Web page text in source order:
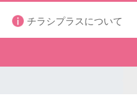
チラシプラスについて